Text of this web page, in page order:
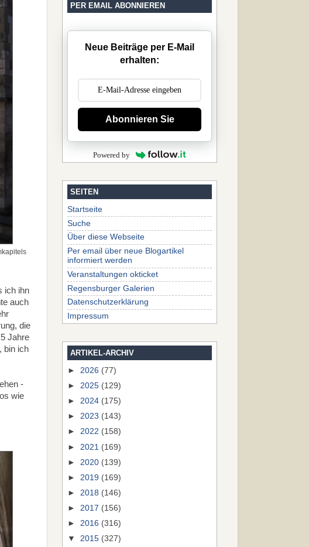
ich ihn
auch
die
Jahre
bin ich
-
wie
PER EMAIL ABONNIEREN
Neue Beiträge per E-Mail
erhalten:
Abonnieren Sie
Powered by
SEITEN
Startseite
Suche
Über diese Webseite
Per email über neue Blogartikel
informiert werden
Veranstaltungen okticket
Regensburger Galerien
Datenschutzerklärung
Impressum
ARTIKEL-ARCHIV
► 2026 (77)
► 2025 (129)
► 2024 (175)
► 2023 (143)
► 2022 (158)
► 2021 (169)
► 2020 (139)
► 2019 (169)
► 2018 (146)
► 2017 (156)
► 2016 (316)
▼ 2015 (327)